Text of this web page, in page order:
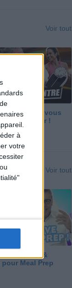
à
votre
Voir tout
? Ce que vous
savoir !
Voir tout
d'Olive &
Meal Prep